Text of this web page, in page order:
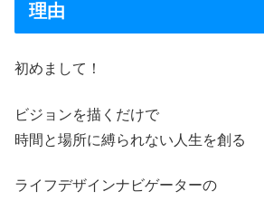
理由
初めまして！
ビジョンを描くだけで
時間と場所に縛られない人生を創る
ライフデザインナビゲーターの